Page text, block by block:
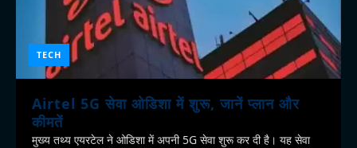
TECH
Airtel 5G सेवा ओडिशा में शुरू, जानें प्लान और
कीमतें
मुख्य तथ्य एयरटेल ने ओडिशा में अपनी 5G सेवा शुरू कर दी है। यह सेवा